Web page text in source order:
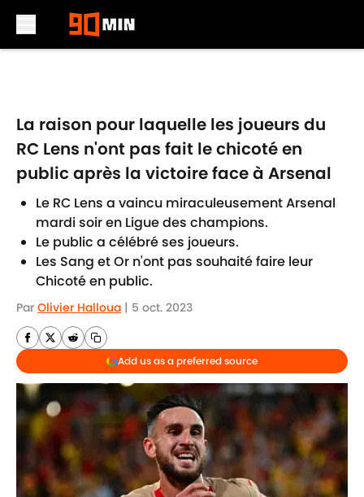
La raison pour laquelle les joueurs du
RC Lens n'ont pas fait le chicoté en
public après la victoire face à Arsenal
Le RC Lens a vaincu miraculeusement Arsenal
mardi soir en Ligue des champions.
Le public a célébré ses joueurs.
Les Sang et Or n'ont pas souhaité faire leur
Chicoté en public.
Par Olivier Halloua | 5 oct. 2023
Add us as a preferred source